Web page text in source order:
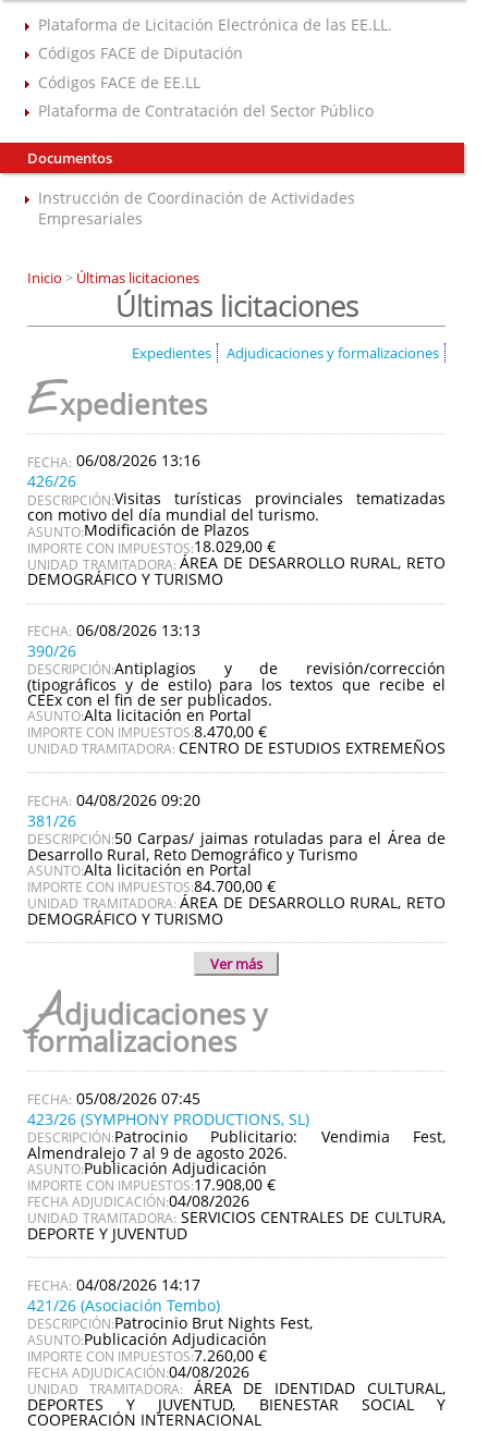
Plataforma de Licitación Electrónica de las EE.LL.
Códigos FACE de Diputación
Códigos FACE de EE.LL
Plataforma de Contratación del Sector Público
Documentos
Instrucción de Coordinación de Actividades
Empresariales
Inicio > Últimas licitaciones
Últimas licitaciones
Expedientes Adjudicaciones y formalizaciones
Expedientes
06/08/2026 13:16
426/26
DESCRIPCIÓN:Visitas turísticas provinciales tematizadas
con motivo del día mundial del turismo.
ASUNTO:Modificación de Plazos
IMPORTE CON IMPUESTOS:18.029,00 €
UNIDAD TRAMITADORA:ÁREA DE DESARROLLO RURAL, RETO
DEMOGRÁFICO Y TURISMO
06/08/2026 13:13
390/26
DESCRIPCIÓN:Antiplagios y de revisión/corrección
(tipográficos y de estilo) para los textos que recibe el
CEEx con el fin de ser publicados.
ASUNTO:Alta licitación en Portal
IMPORTE CON IMPUESTOS:8.470,00 €
UNIDAD TRAMITADORA: CENTRO DE ESTUDIOS EXTREMEÑOS
04/08/2026 09:20
381/26
DESCRIPCIÓN:50 Carpas/ jaimas rotuladas para el Área de
Desarrollo Rural, Reto Demográfico y Turismo
ASUNTO:Alta licitación en Portal
IMPORTE CON IMPUESTOS:84.700,00 €
UNIDAD TRAMITADORA:ÁREA DE DESARROLLO RURAL, RETO
DEMOGRÁFICO Y TURISMO
Ver más
Adjudicaciones y
formalizaciones
05/08/2026 07:45
423/26 (SYMPHONY PRODUCTIONS, SL)
DESCRIPCIÓN:Patrocinio Publicitario: Vendimia Fest,
Almendralejo 7 al 9 de agosto 2026.
ASUNTO:Publicación Adjudicación
IMPORTE CON IMPUESTOS:17.908,00 €
FECHA ADJUDICACIÓN:04/08/2026
UNIDAD TRAMITADORA: SERVICIOS CENTRALES DE CULTURA,
DEPORTE Y JUVENTUD
04/08/2026 14:17
421/26 (Asociación Tembo)
DESCRIPCIÓN:Patrocinio Brut Nights Fest,
ASUNTO:Publicación Adjudicación
IMPORTE CON IMPUESTOS:7.260,00 €
FECHA ADJUDICACIÓN:04/08/2026
UNIDAD TRAMITADORA: ÁREA DE IDENTIDAD CULTURAL,
DEPORTES Y JUVENTUD, BIENESTAR SOCIAL Y
COOPERACIÓN INTERNACIONAL